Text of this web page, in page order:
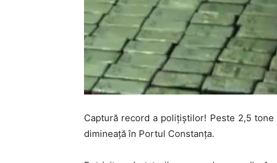
Captură record a polițiștilor! Peste 2,5
dimineață în Portul Constanţa.